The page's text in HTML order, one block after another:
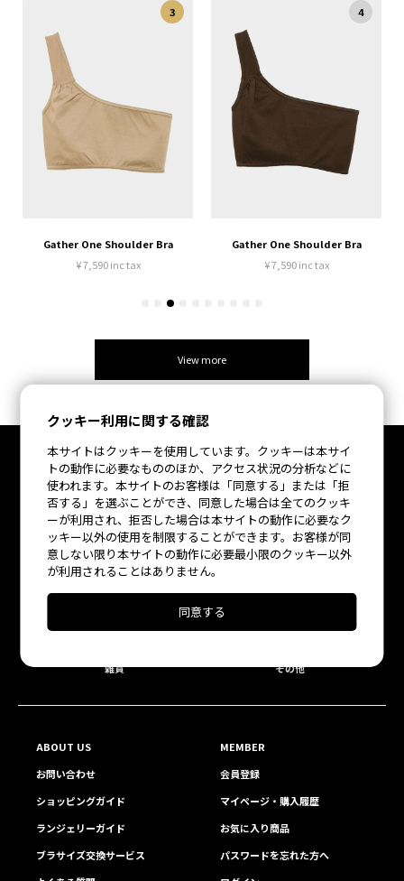
Gather One Shoulder Bra
¥ 7,590 inc tax
3
Gather One Shoulder Bra
¥ 7,590 inc tax
4
View more
All Items Bra
Bottoms Roomwear
雑貨 その他
ABOUT US
お問い合わせ
ショッピングガイド
ランジェリーガイド
ブラサイズ交換サービス
MEMBER
会員登録
マイページ・購入履歴
お気に入り商品
パスワードを忘れた方へ
クッキー利用に関する確認
本サイトはクッキーを使用しています。クッキーは本サイ
トの動作に必要なもののほか、アクセス状況の分析などに
使われます。本サイトのお客様は「同意する」または「拒
否する」を選ぶことができ、同意した場合は全てのクッキ
ーが利用され、拒否した場合は本サイトの動作に必要なク
ッキー以外の使用を制限することができます。お客様が同
意しない限り本サイトの動作に必要最小限のクッキー以外
が利用されることはありません。
同意する